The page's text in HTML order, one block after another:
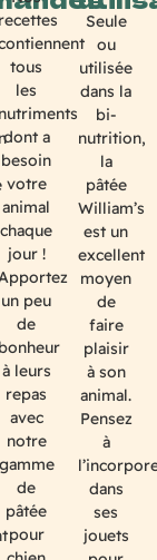
recettes
tous
les
nutriments
dont a
besoin
votre
animal
chaque
jour !
un peu
de
bonheur
à leurs
repas
avec
notre
gamme
de
pâtée
pour
Seule
ou
utilisée
dans la
bi-
nutrition,
la
pâtée
William’s
est un
excellent
moyen
de
faire
plaisir
à son
animal.
Pensez
à
dans
ses
jouets